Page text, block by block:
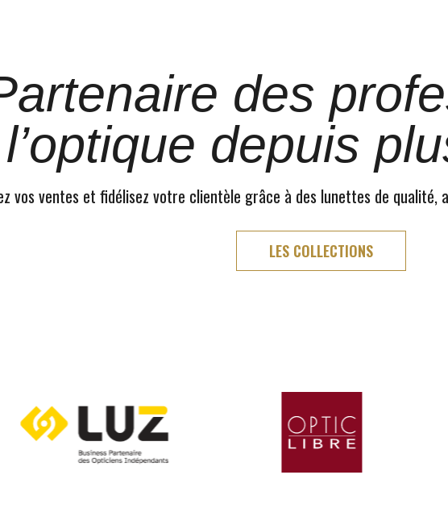
des
depuis
vos ventes et fidélisez votre clientèle grâce à des lunettes de
LES COLLECTIONS